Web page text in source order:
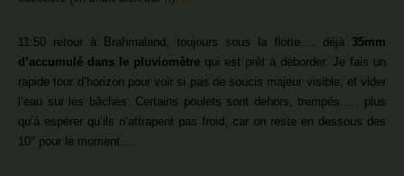
11:50 retour à Brahmaland, toujours sous la flotte…. déjà 35mm
d’accumulé dans le pluviomètre qui est prêt à déborder. Je fais un
rapide tour d’horizon pour voir si pas de soucis majeur visible, et vider
l’eau sur les bâches. Certains poulets sont dehors, trempés….. plus
qu’à espérer qu’ils n’attrapent pas froid, car on reste en dessous des
10° pour le moment….